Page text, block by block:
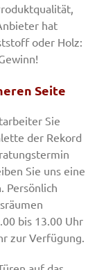
hat
oder Holz:
Seite
Sie
der Rekord
Sie uns eine
Persönlich
bis 13.00 Uhr
zur Verfügung.